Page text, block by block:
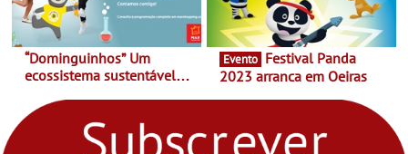
“Dominguinhos” Um
ecossistema sustentável
fores - Atelier de Educação
Ambiental nos
“Dominguinhos” de 23 de
Evento
2023 arranca em Oeiras